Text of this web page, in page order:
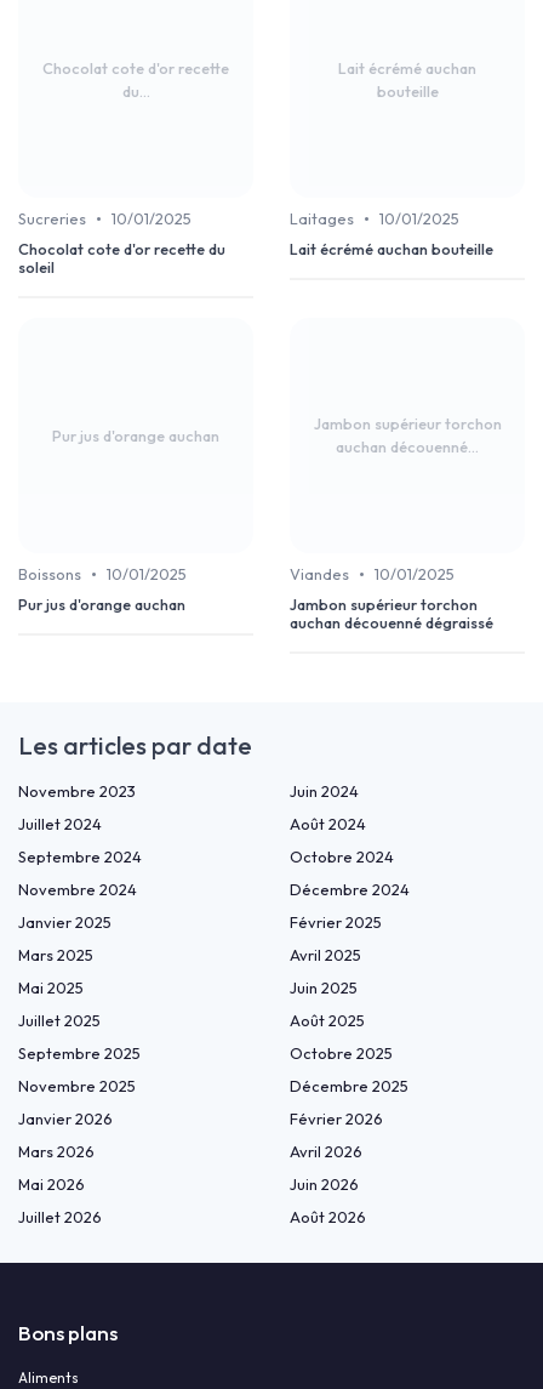
Chocolat cote d'or recette
du...
Sucreries • 10/01/2025
Chocolat cote d'or recette du
soleil
Lait écrémé auchan
bouteille
Laitages • 10/01/2025
Lait écrémé auchan bouteille
Pur jus d'orange auchan
Boissons • 10/01/2025
Pur jus d'orange auchan
Jambon supérieur torchon
auchan découenné...
Viandes • 10/01/2025
Jambon supérieur torchon
auchan découenné dégraissé
Les articles par date
Novembre 2023
Juin 2024
Juillet 2024
Août 2024
Septembre 2024
Octobre 2024
Novembre 2024
Décembre 2024
Janvier 2025
Février 2025
Mars 2025
Avril 2025
Mai 2025
Juin 2025
Juillet 2025
Août 2025
Septembre 2025
Octobre 2025
Novembre 2025
Décembre 2025
Janvier 2026
Février 2026
Mars 2026
Avril 2026
Mai 2026
Juin 2026
Juillet 2026
Août 2026
Bons plans
Aliments